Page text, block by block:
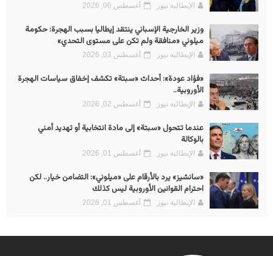
الإيطالية نيوز أغسطس 06, 2026
وزير الخارجية الإسباني ينتقد إيطاليا بسبب الهجرة: حكومة
ميلوني «منافقة ولم تكن على مستوى التحدي»
الإيطالية نيوز أغسطس 03, 2026
«فؤاد عودة»: أحداث «سبتة» تكشف إخفاق سياسات الهجرة
الأوروبية..
الإيطالية نيوز أغسطس 02, 2026
عندما تتحول «سبتة» إلى مادة انتخابية أو تهديد أمني
بالوكالة
الإيطالية نيوز أغسطس 01, 2026
«سانشيز» يرد بالأرقام على «ميلوني»: التضامن خيار.. لكن
احترام القوانين الأوروبية ليس كذلك
الإيطالية نيوز أغسطس 01, 2026